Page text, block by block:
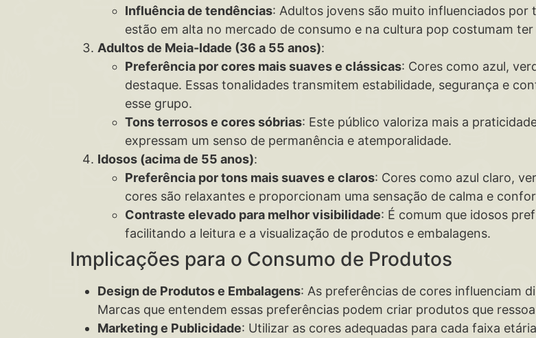
Influência de tendências: Adultos jovens são muito influenciados por
estão em alta no mercado de consumo e na cultura pop costumam
Adultos de Meia-Idade (36 a 55 anos):
Preferência por cores mais suaves e clássicas: Cores como azul,
destaque. Essas tonalidades transmitem estabilidade, segurança e
esse grupo.
Tons terrosos e cores sóbrias: Este público valoriza mais a
expressam um senso de permanência e atemporalidade.
Idosos (acima de 55 anos):
Preferência por tons mais suaves e claros: Cores como azul claro,
cores são relaxantes e proporcionam uma sensação de calma e
Contraste elevado para melhor visibilidade: É comum que idosos
facilitando a leitura e a visualização de produtos e embalagens.
Implicações para o Consumo de Produtos
Design de Produtos e Embalagens: As preferências de cores influenciam
Marcas que entendem essas preferências podem criar produtos que
Marketing e Publicidade: Utilizar as cores adequadas para cada faixa